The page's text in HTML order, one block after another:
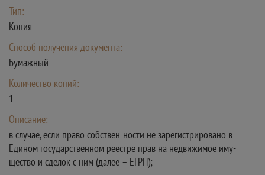
Тип:
Копия
Способ получения документа:
Бумажный
Количество копий:
1
Описание:
в случае, если право собствен-ности не зарегистрировано в
Едином государственном реестре прав на недвижимое иму-
щество и сделок с ним (далее – ЕГРП);